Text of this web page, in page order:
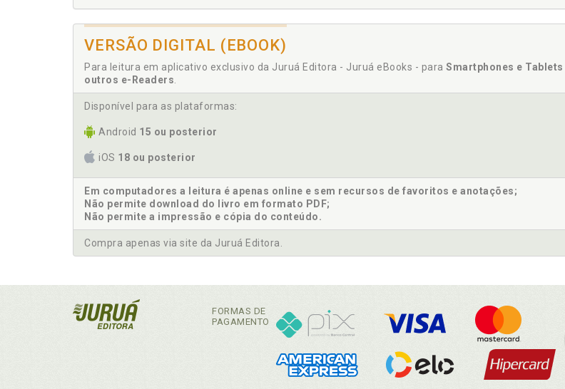
VERSÃO DIGITAL (EBOOK)
Para leitura em aplicativo exclusivo da Juruá Editora - Juruá eBooks - para Smartphones e Tablets
outros e-Readers
Disponível para as plataformas:
Android 15 ou posterior
iOS 18 ou posterior
Em computadores a leitura é apenas online e sem recursos de favoritos e anotações;
Não permite download do livro em formato PDF;
Não permite a impressão e cópia do conteúdo.
Compra apenas via site da Juruá Editora.
FORMAS DE
PAGAMENTO